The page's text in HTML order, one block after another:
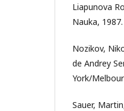
Liapunova
Nauka, 1987.
Nozikov,
de Andrey
York/
Sauer,